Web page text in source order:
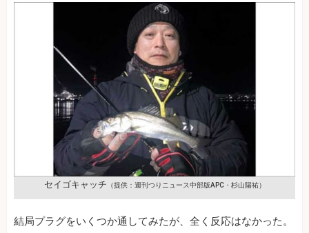
セイゴキャッチ （提供：週刊つりニュース中部版APC・杉山陽祐）
結局プラグをいくつか通してみたが、全く反応はなかった。